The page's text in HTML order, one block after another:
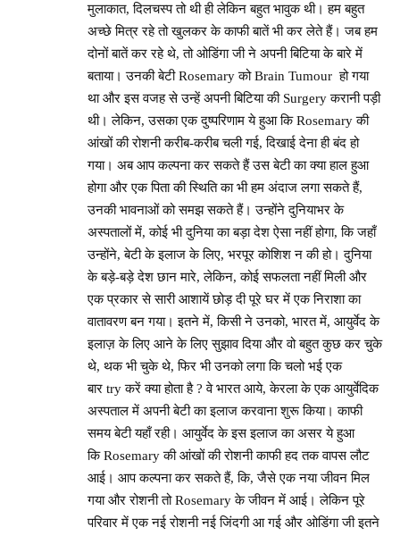
मुलाकात, दिलचस्प तो थी ही लेकिन बहुत भावुक थी। हम बहुत
अच्छे मित्र रहे तो खुलकर के काफी बातें भी कर लेते हैं। जब हम
दोनों बातें कर रहे थे, तो ओडिंगा जी ने अपनी बिटिया के बारे में
बताया। उनकी बेटी Rosemary को Brain Tumour हो गया
था और इस वजह से उन्हें अपनी बिटिया की Surgery करानी पड़ी
थी। लेकिन, उसका एक दुष्परिणाम ये हुआ कि Rosemary की
आंखों की रोशनी करीब-करीब चली गई, दिखाई देना ही बंद हो
गया। अब आप कल्पना कर सकते हैं उस बेटी का क्या हाल हुआ
होगा और एक पिता की स्थिति का भी हम अंदाज लगा सकते हैं,
उनकी भावनाओं को समझ सकते हैं। उन्होंने दुनियाभर के
अस्पतालों में, कोई भी दुनिया का बड़ा देश ऐसा नहीं होगा, कि जहाँ
उन्होंने, बेटी के इलाज के लिए, भरपूर कोशिश न की हो। दुनिया
के बड़े-बड़े देश छान मारे, लेकिन, कोई सफलता नहीं मिली और
एक प्रकार से सारी आशायें छोड़ दी पूरे घर में एक निराशा का
वातावरण बन गया। इतने में, किसी ने उनको, भारत में, आयुर्वेद के
इलाज़ के लिए आने के लिए सुझाव दिया और वो बहुत कुछ कर चुके
थे, थक भी चुके थे, फिर भी उनको लगा कि चलो भई एक
बार try करें क्या होता है ? वे भारत आये, केरला के एक आयुर्वेदिक
अस्पताल में अपनी बेटी का इलाज करवाना शुरू किया। काफी
समय बेटी यहाँ रही। आयुर्वेद के इस इलाज का असर ये हुआ
कि Rosemary की आंखों की रोशनी काफी हद तक वापस लौट
आई। आप कल्पना कर सकते हैं, कि, जैसे एक नया जीवन मिल
गया और रोशनी तो Rosemary के जीवन में आई। लेकिन पूरे
परिवार में एक नई रोशनी नई जिंदगी आ गई और ओडिंगा जी इतने